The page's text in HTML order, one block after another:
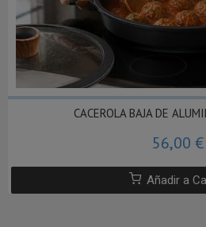
CACEROLA BAJA DE
56,00 €
Añadir a